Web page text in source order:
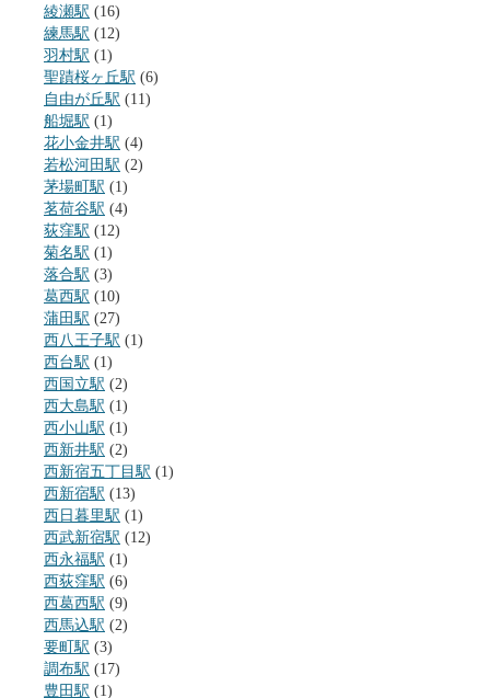
綾瀬駅 (16)
練馬駅 (12)
羽村駅 (1)
聖蹟桜ヶ丘駅 (6)
自由が丘駅 (11)
船堀駅 (1)
花小金井駅 (4)
若松河田駅 (2)
茅場町駅 (1)
茗荷谷駅 (4)
荻窪駅 (12)
菊名駅 (1)
落合駅 (3)
葛西駅 (10)
蒲田駅 (27)
西八王子駅 (1)
西台駅 (1)
西国立駅 (2)
西大島駅 (1)
西小山駅 (1)
西新井駅 (2)
西新宿五丁目駅 (1)
西新宿駅 (13)
西日暮里駅 (1)
西武新宿駅 (12)
西永福駅 (1)
西荻窪駅 (6)
西葛西駅 (9)
西馬込駅 (2)
要町駅 (3)
調布駅 (17)
豊田駅 (1)